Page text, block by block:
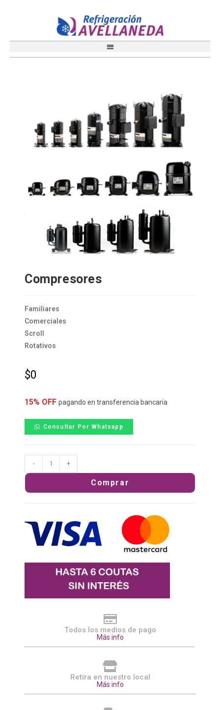
Compresores
Familiares
Comerciales
Scroll
Rotativos
$0
15% OFF pagando en transferencia bancaria
Consultar Por Whatsapp
- +
Comprar
Todos los medios de pago
Más info
Retira en nuestro local
Más info